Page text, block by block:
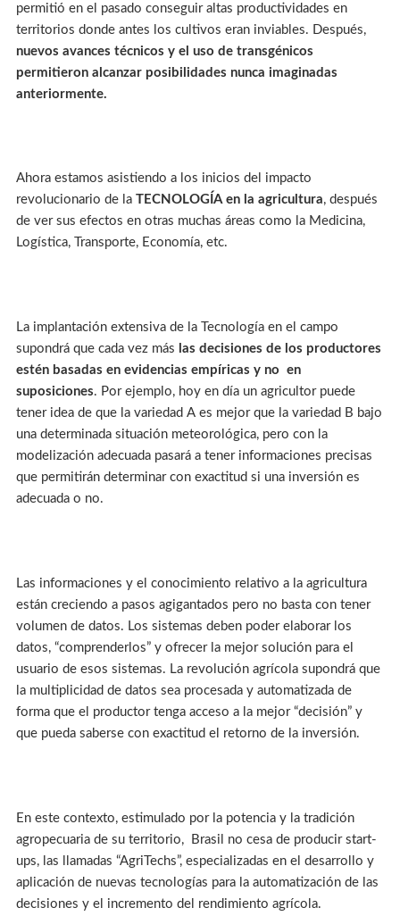
permitió en el pasado conseguir altas productividades en
territorios donde antes los cultivos eran inviables. Después,
nuevos avances técnicos y el uso de transgénicos
permitieron alcanzar posibilidades nunca imaginadas
anteriormente.
Ahora estamos asistiendo a los inicios del impacto
revolucionario de la TECNOLOGÍA en la agricultura, después
de ver sus efectos en otras muchas áreas como la Medicina,
Logística, Transporte, Economía, etc.
La implantación extensiva de la Tecnología en el campo
supondrá que cada vez más las decisiones de los productores
estén basadas en evidencias empíricas y no en
suposiciones. Por ejemplo, hoy en día un agricultor puede
tener idea de que la variedad A es mejor que la variedad B bajo
una determinada situación meteorológica, pero con la
modelización adecuada pasará a tener informaciones precisas
que permitirán determinar con exactitud si una inversión es
adecuada o no.
Las informaciones y el conocimiento relativo a la agricultura
están creciendo a pasos agigantados pero no basta con tener
volumen de datos. Los sistemas deben poder elaborar los
datos, “comprenderlos” y ofrecer la mejor solución para el
usuario de esos sistemas. La revolución agrícola supondrá que
la multiplicidad de datos sea procesada y automatizada de
forma que el productor tenga acceso a la mejor “decisión” y
que pueda saberse con exactitud el retorno de la inversión.
En este contexto, estimulado por la potencia y la tradición
agropecuaria de su territorio, Brasil no cesa de producir start-
ups, las llamadas “AgriTechs”, especializadas en el desarrollo y
aplicación de nuevas tecnologías para la automatización de las
decisiones y el incremento del rendimiento agrícola.